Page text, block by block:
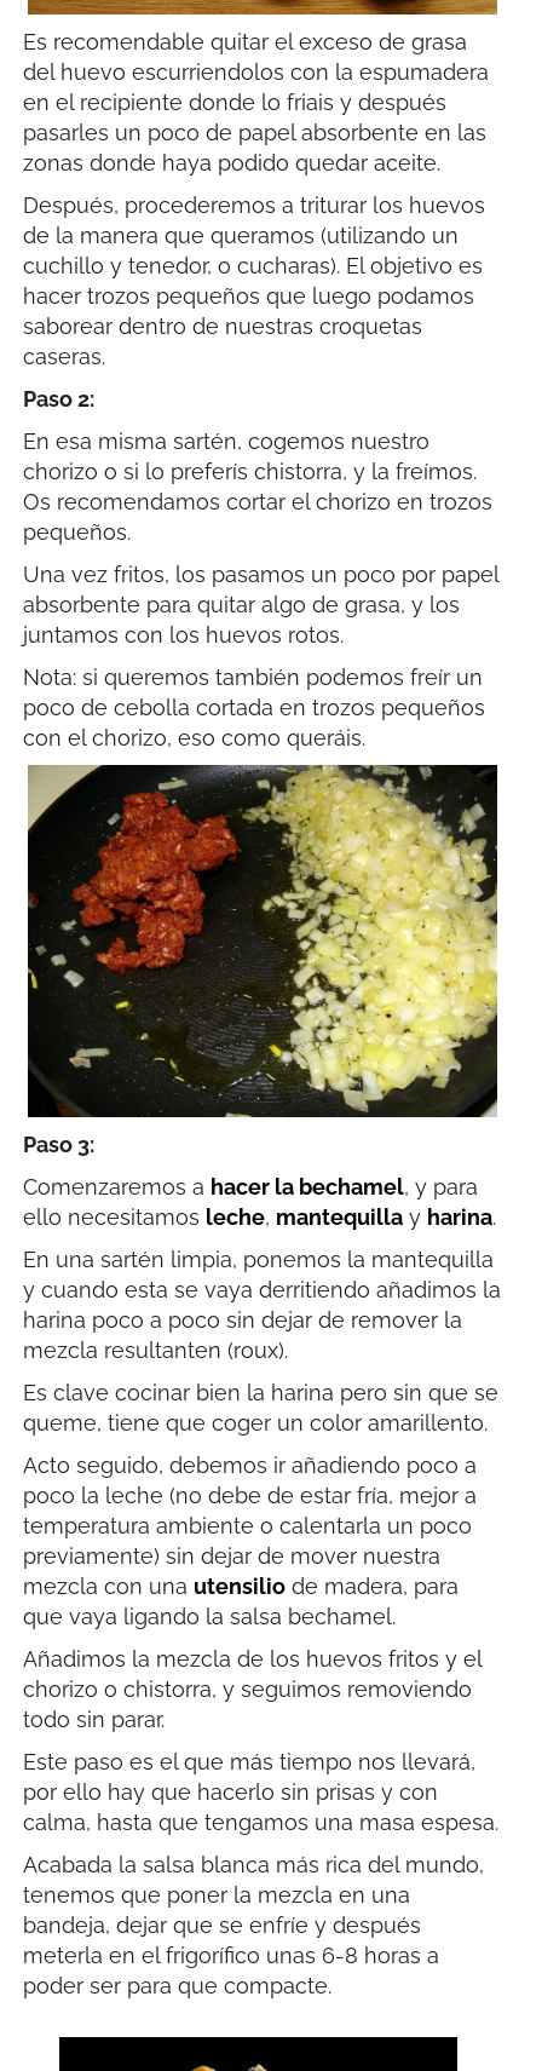
Es recomendable quitar el exceso de grasa
del huevo escurriendolos con la espumadera
en el recipiente donde lo friais y después
pasarles un poco de papel absorbente en las
zonas donde haya podido quedar aceite.
Después, procederemos a triturar los huevos
de la manera que queramos (utilizando un
cuchillo y tenedor, o cucharas). El objetivo es
hacer trozos pequeños que luego podamos
saborear dentro de nuestras croquetas
caseras.
Paso 2:
En esa misma sartén, cogemos nuestro
chorizo o si lo preferís chistorra, y la freímos.
Os recomendamos cortar el chorizo en trozos
pequeños.
Una vez fritos, los pasamos un poco por papel
absorbente para quitar algo de grasa, y los
juntamos con los huevos rotos.
Nota: si queremos también podemos freír un
poco de cebolla cortada en trozos pequeños
con el chorizo, eso como queráis.
Paso 3:
Comenzaremos a hacer la bechamel, y para
ello necesitamos leche, mantequilla y harina.
En una sartén limpia, ponemos la mantequilla
y cuando esta se vaya derritiendo añadimos la
harina poco a poco sin dejar de remover la
mezcla resultanten (roux).
Es clave cocinar bien la harina pero sin que se
queme, tiene que coger un color amarillento.
Acto seguido, debemos ir añadiendo poco a
poco la leche (no debe de estar fría, mejor a
temperatura ambiente o calentarla un poco
previamente) sin dejar de mover nuestra
mezcla con una utensilio de madera, para
que vaya ligando la salsa bechamel.
Añadimos la mezcla de los huevos fritos y el
chorizo o chistorra, y seguimos removiendo
todo sin parar.
Este paso es el que más tiempo nos llevará,
por ello hay que hacerlo sin prisas y con
calma, hasta que tengamos una masa espesa.
Acabada la salsa blanca más rica del mundo,
tenemos que poner la mezcla en una
bandeja, dejar que se enfríe y después
meterla en el frigorífico unas 6-8 horas a
poder ser para que compacte.